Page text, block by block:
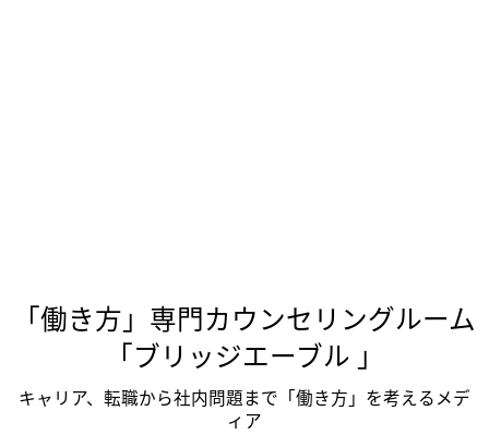
「働き方」専門カウンセリングルーム
「ブリッジエーブル 」
キャリア、転職から社内問題まで「働き方」を考えるメデ
ィア